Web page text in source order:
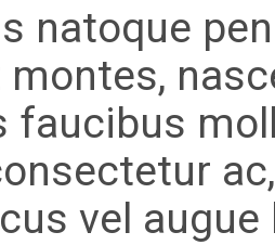
natoque
faucibus
vel